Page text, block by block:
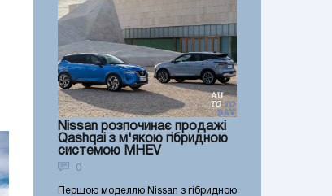
Nissan розпочинає продажі
Qashqai з м'якою гібридною
системою MHEV
0
Першою моделлю Nissan з гібридною